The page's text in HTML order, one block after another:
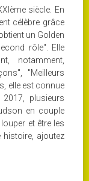
siècle. En
célèbre grâce
un Golden
rôle". Elle
notamment,
"Meilleurs
elle est connue
plusieurs
en couple
et être les
ajoutez